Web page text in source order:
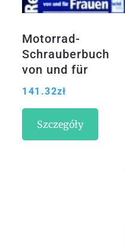
Motorrad-
Schrauberbuch
von und für
Frauen – Pflege .
Reparatur
141.32zł
Szczegóły